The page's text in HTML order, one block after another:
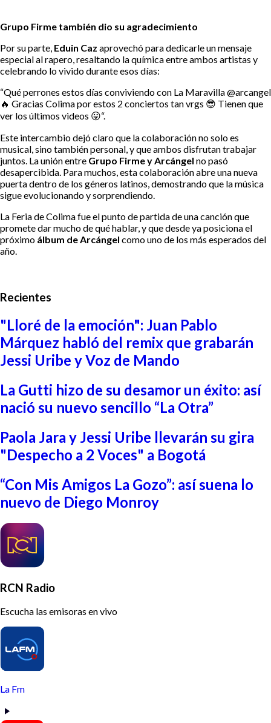
Grupo Firme también dio su agradecimiento
Por su parte, Eduin Caz aprovechó para dedicarle un mensaje
especial al rapero, resaltando la química entre ambos artistas y
celebrando lo vivido durante esos días:
“Qué perrones estos días conviviendo con La Maravilla @arcangel
🔥 Gracias Colima por estos 2 conciertos tan vrgs 😎 Tienen que
ver los últimos videos 😛“.
Este intercambio dejó claro que la colaboración no solo es
musical, sino también personal, y que ambos disfrutan trabajar
juntos. La unión entre Grupo Firme y Arcángel no pasó
desapercibida. Para muchos, esta colaboración abre una nueva
puerta dentro de los géneros latinos, demostrando que la música
sigue evolucionando y sorprendiendo.
La Feria de Colima fue el punto de partida de una canción que
promete dar mucho de qué hablar, y que desde ya posiciona el
próximo álbum de Arcángel como uno de los más esperados del
año.
Recientes
"Lloré de la emoción": Juan Pablo
Márquez habló del remix que grabarán
Jessi Uribe y Voz de Mando
La Gutti hizo de su desamor un éxito: así
nació su nuevo sencillo “La Otra”
Paola Jara y Jessi Uribe llevarán su gira
"Despecho a 2 Voces" a Bogotá
“Con Mis Amigos La Gozo”: así suena lo
nuevo de Diego Monroy
RCN Radio
Escucha las emisoras en vivo
La Fm